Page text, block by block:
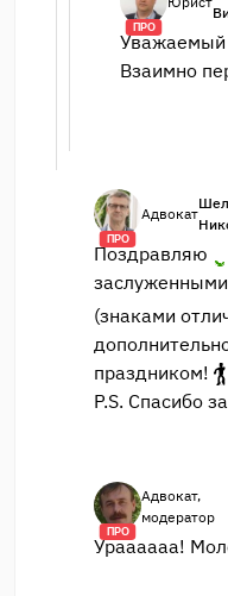
ПРО
Уважаемый
Взаимно
ПРО
Адвокат
Поздравляю
заслуженными
(знаками
праздником!
P.S. Спасибо
ПРО
Адвокат,
модератор
Ураааааа!